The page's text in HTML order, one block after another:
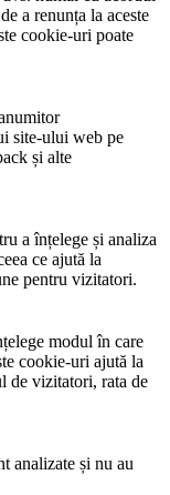
a renunța la aceste
cookie-uri poate
site-ului web pe
și alte
a înțelege și analiza
ce ajută la
pentru vizitatori.
modul în care
cookie-uri ajută la
de vizitatori, rata de
analizate și nu au